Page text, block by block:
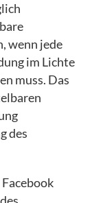
wenn jede
im Lichte
muss. Das
des